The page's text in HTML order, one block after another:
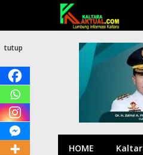
konten
HOME
tutup